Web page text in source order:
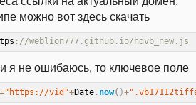
можно вот здесь скачать
://weblion777.github.io/hdvb_new.js
я не ошибаюсь, то ключевое поле
"https://vid"+Date. now( )+